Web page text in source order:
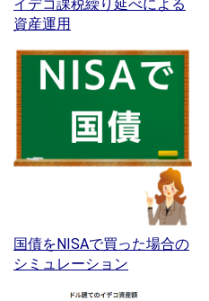
イデコ課税繰り延べによる
資産運用
国債をNISAで買った場合の
シミュレーション